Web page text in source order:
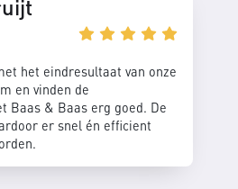
het eindresultaat van onze
en vinden de
Baas & Baas erg goed. De
er snel én efficient